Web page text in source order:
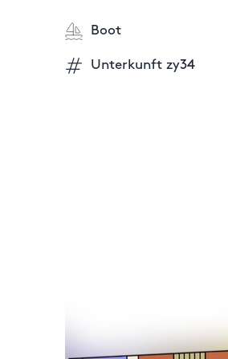
Boot
Unterkunft zy34